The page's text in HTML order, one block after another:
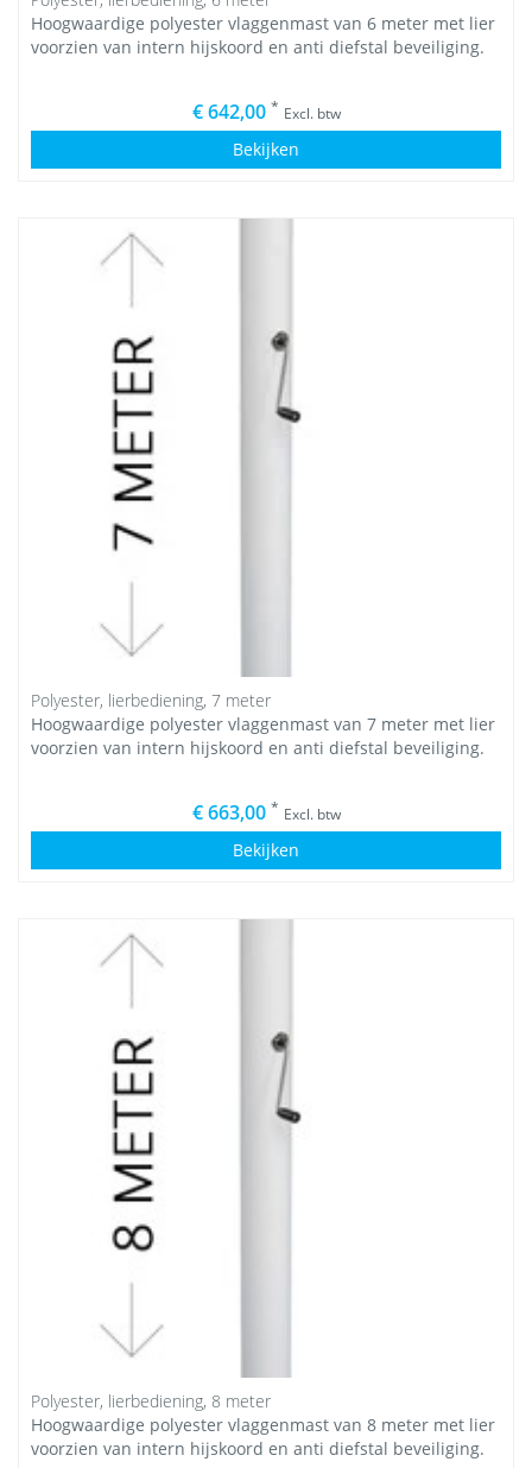
Hoogwaardige polyester vlaggenmast van 6 meter met lier
voorzien van intern hijskoord en anti diefstal beveiliging.
€ 642,00 * Excl. btw
Bekijken
Polyester, lierbediening, 7 meter
Hoogwaardige polyester vlaggenmast van 7 meter met lier
voorzien van intern hijskoord en anti diefstal beveiliging.
€ 663,00 * Excl. btw
Bekijken
Polyester, lierbediening, 8 meter
Hoogwaardige polyester vlaggenmast van 8 meter met lier
voorzien van intern hijskoord en anti diefstal beveiliging.